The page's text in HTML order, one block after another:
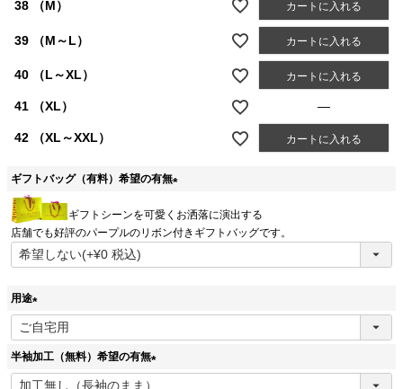
38 （M） カートに入れる
39 （M～L） カートに入れる
40 （L～XL） カートに入れる
41 （XL） —
42 （XL～XXL） カートに入れる
ギフトバッグ（有料）希望の有無
必
須
ギフトシーンを可愛くお洒落に演出する
店舗でも好評のパープルのリボン付きギフトバッグです。
用途
(
必
須
)
半袖加工（無料）希望の有無